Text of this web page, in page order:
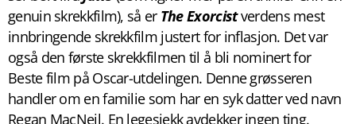
genuin skrekkfilm), så er The Exorcistverdens mest
innbringende skrekkfilm justert for inflasjon. Det var
også den første skrekkfilmen til å bli nominert for
Beste film på Oscar-utdelingen. Denne grøsseren
handler om en familie som har en syk datter ved navn
Regan MacNeil. En legesjekk avdekker ingen ting.